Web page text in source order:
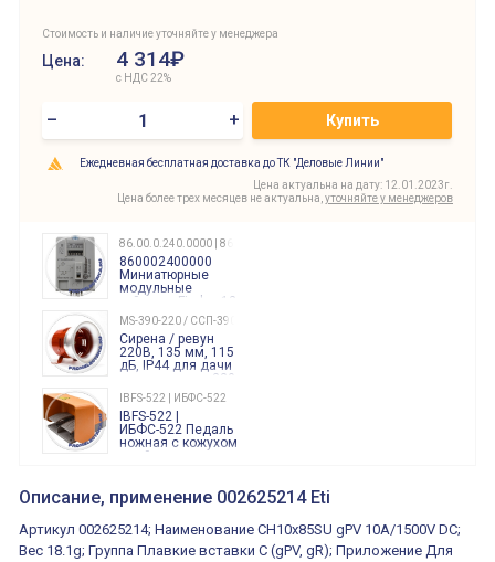
Стоимость и наличие уточняйте у менеджера
Цена: 4 314₽
с НДС 22%
– + Купить
Ежедневная бесплатная доставка до ТК "Деловые Линии"
Цена актуальна на дату: 12.01.2023г.
Цена более трех месяцев не актуальна, уточняйте у менеджеров
86.00.0.240.0000 | 860002400000
860002400000
Миниатюрные
модульные
таймеры Finder, 12-
240 Вольт AC/DC
Finder
86.00.0.240.0000
MS-390-220 / ССП-390 220В
Сирена / ревун
220В, 135 мм, 115
дБ, IP44 для дачи
производства 220
Вольт звук ситены
"пожарная
тревога"
IBFS-522 | ИБФС-522
IBFS-522 |
ИБФС-522 Педаль
ножная с кожухом
двойная,
15Ампер 250В
XVR13M05L
Маячок
оранжевый
230VAC 130мм
ВКН8108
Описание, применение 002625214 Eti
Артикул 002625214; Наименование CH10x85SU gPV 10A/1500V DC;
Вес 18.1g; Группа Плавкие вставки C (gPV, gR); Приложение Для